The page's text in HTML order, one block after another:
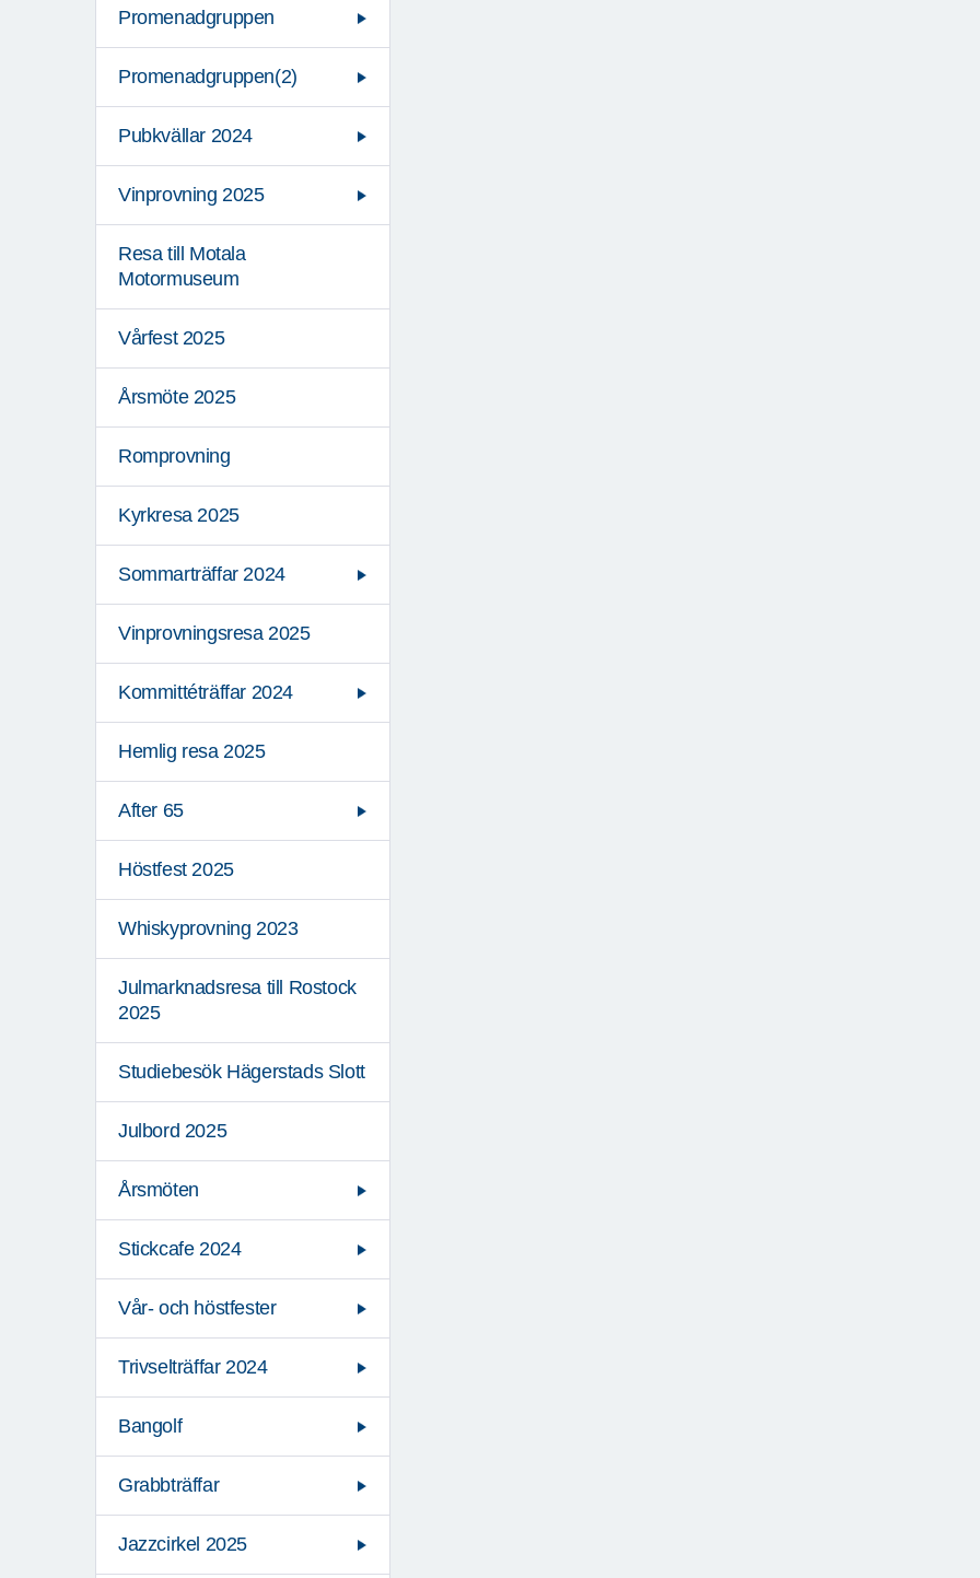
Promenadgruppen
Promenadgruppen(2)
Pubkvällar 2024
Vinprovning 2025
Resa till Motala
Motormuseum
Vårfest 2025
Årsmöte 2025
Romprovning
Kyrkresa 2025
Sommarträffar 2024
Vinprovningsresa 2025
Kommittéträffar 2024
Hemlig resa 2025
After 65
Höstfest 2025
Whiskyprovning 2023
Julmarknadsresa till Rostock
2025
Studiebesök Hägerstads Slott
Julbord 2025
Årsmöten
Stickcafe 2024
Vår- och höstfester
Trivselträffar 2024
Bangolf
Grabbträffar
Jazzcirkel 2025